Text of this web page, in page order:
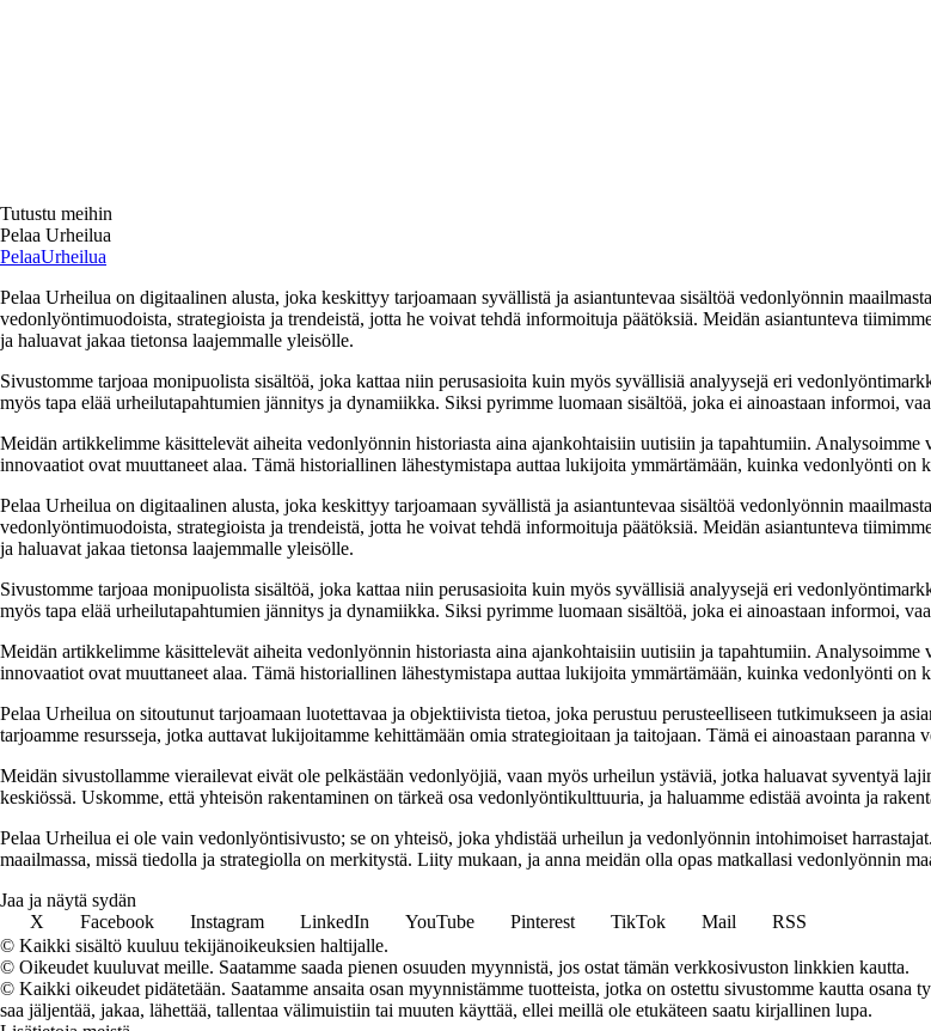
Tutustu meihin
Pelaa Urheilua
PelaaUrheilua
Pelaa Urheilua on digitaalinen alusta, joka keskittyy tarjoamaan syvällistä ja asiantuntevaa sisältöä vedonlyönnin
vedonlyöntimuodoista, strategioista ja trendeistä, jotta he voivat tehdä informoituja päätöksiä. Meidän asiantunteva
ja haluavat jakaa tietonsa laajemmalle yleisölle.
Sivustomme tarjoaa monipuolista sisältöä, joka kattaa niin perusasioita kuin myös syvällisiä analyysejä eri
myös tapa elää urheilutapahtumien jännitys ja dynamiikka. Siksi pyrimme luomaan sisältöä, joka ei ainoastaan informoi,
Meidän artikkelimme käsittelevät aiheita vedonlyönnin historiasta aina ajankohtaisiin uutisiin ja tapahtumiin.
innovaatiot ovat muuttaneet alaa. Tämä historiallinen lähestymistapa auttaa lukijoita ymmärtämään, kuinka vedonlyönti on
Pelaa Urheilua on digitaalinen alusta, joka keskittyy tarjoamaan syvällistä ja asiantuntevaa sisältöä vedonlyönnin
vedonlyöntimuodoista, strategioista ja trendeistä, jotta he voivat tehdä informoituja päätöksiä. Meidän asiantunteva
ja haluavat jakaa tietonsa laajemmalle yleisölle.
Sivustomme tarjoaa monipuolista sisältöä, joka kattaa niin perusasioita kuin myös syvällisiä analyysejä eri
myös tapa elää urheilutapahtumien jännitys ja dynamiikka. Siksi pyrimme luomaan sisältöä, joka ei ainoastaan informoi,
Meidän artikkelimme käsittelevät aiheita vedonlyönnin historiasta aina ajankohtaisiin uutisiin ja tapahtumiin.
innovaatiot ovat muuttaneet alaa. Tämä historiallinen lähestymistapa auttaa lukijoita ymmärtämään, kuinka vedonlyönti on
Pelaa Urheilua on sitoutunut tarjoamaan luotettavaa ja objektiivista tietoa, joka perustuu perusteelliseen tutkimukseen ja
tarjoamme resursseja, jotka auttavat lukijoitamme kehittämään omia strategioitaan ja taitojaan. Tämä ei ainoastaan
Meidän sivustollamme vierailevat eivät ole pelkästään vedonlyöjiä, vaan myös urheilun ystäviä, jotka haluavat syventyä
keskiössä. Uskomme, että yhteisön rakentaminen on tärkeä osa vedonlyöntikulttuuria, ja haluamme edistää avointa ja
Pelaa Urheilua ei ole vain vedonlyöntisivusto; se on yhteisö, joka yhdistää urheilun ja vedonlyönnin intohimoiset
maailmassa, missä tiedolla ja strategiolla on merkitystä. Liity mukaan, ja anna meidän olla opas matkallasi vedonlyönnin
Jaa ja näytä sydän
X
Facebook Instagram LinkedIn YouTube Pinterest TikTok Mail
RSS
© Kaikki sisältö kuuluu tekijänoikeuksien haltijalle.
© Oikeudet kuuluvat meille. Saatamme saada pienen osuuden myynnistä, jos ostat tämän verkkosivuston linkkien kautta.
© Kaikki oikeudet pidätetään. Saatamme ansaita osan myynnistämme tuotteista, jotka on ostettu sivustomme kautta
saa jäljentää, jakaa, lähettää, tallentaa välimuistiin tai muuten käyttää, ellei meillä ole etukäteen saatu kirjallinen lupa.